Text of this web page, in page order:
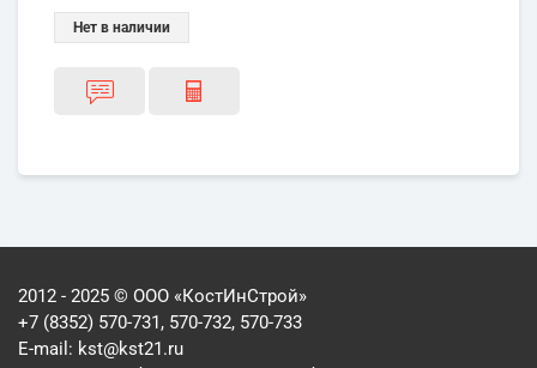
Нет в наличии
2012 - 2025 © ООО «КостИнСтрой»
+7 (8352) 570-731, 570-732, 570-733
E-mail: kst@kst21.ru